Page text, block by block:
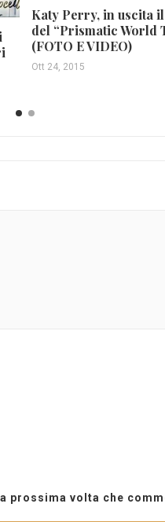
Katy Perry, in uscita
del “Prismatic World
(FOTO E VIDEO)
Ott 24, 2015
prossima volta che